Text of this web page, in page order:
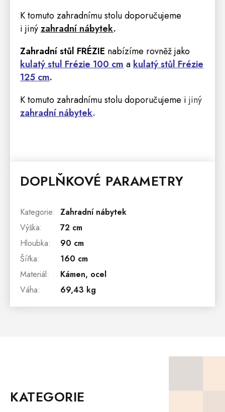
K tomuto zahradnímu stolu doporučujeme
i jinýzahradní nábytek.
Zahradní stůl FRÉZIE nabízíme rovněž jako
kulatý stul Frézie 100 cm a kulatý stůl Frézie
125 cm.
K tomuto zahradnímu stolu doporučujeme i jiný
zahradní nábytek.
DOPLŇKOVÉ PARAMETRY
Kategorie: Zahradní nábytek
Výška:
72 cm
Hloubka:
90 cm
Šířka:
160 cm
Materiál:
Kámen, ocel
Váha: 69,43 kg
KATEGORIE